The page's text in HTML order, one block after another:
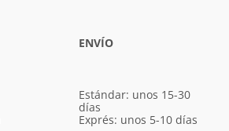
ENVÍO
Estándar: unos 15-30
días
Exprés: unos 5-10 días